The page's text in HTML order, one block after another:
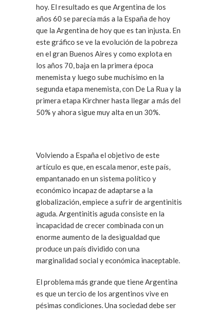
hoy. El resultado es que Argentina de los
años 60 se parecía más a la España de hoy
que la Argentina de hoy que es tan injusta. En
este gráfico se ve la evolución de la pobreza
en el gran Buenos Aires y como explota en
los años 70, baja en la primera época
menemista y luego sube muchísimo en la
segunda etapa menemista, con De La Rua y la
primera etapa Kirchner hasta llegar a más del
50% y ahora sigue muy alta en un 30%.
Volviendo a España el objetivo de este
artículo es que, en escala menor, este país,
empantanado en un sistema político y
económico incapaz de adaptarse a la
globalización, empiece a sufrir de argentinitis
aguda. Argentinitis aguda consiste en la
incapacidad de crecer combinada con un
enorme aumento de la desigualdad que
produce un país dividido con una
marginalidad social y económica inaceptable.
El problema más grande que tiene Argentina
es que un tercio de los argentinos vive en
pésimas condiciones. Una sociedad debe ser